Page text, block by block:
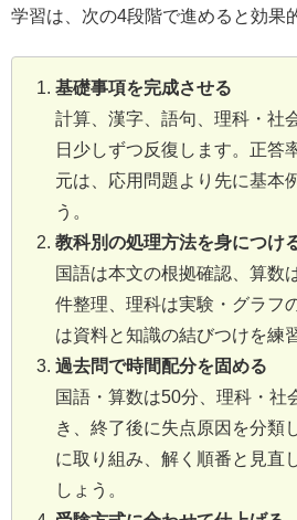
学習は、次の4段階で進めると効果
基礎事項を完成させる
計算、漢字、語句、理科・社
日少しずつ反復します。正答
元は、応用問題より先に基本
う。
教科別の処理方法を身につけ
国語は本文の根拠確認、算数
件整理、理科は実験・グラフ
は資料と知識の結びつけを練
過去問で時間配分を固める
国語・算数は50分、理科・社
き、終了後に失点原因を分類
に取り組み、解く順番と見直
しょう。